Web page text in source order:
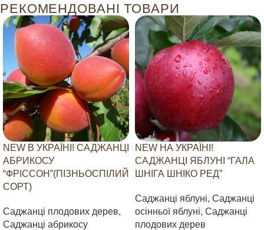
РЕКОМЕНДОВАНІ ТОВАРИ
NEW В УКРАЇНІ! САДЖАНЦІ
АБРИКОСУ
“ФРІССОН”(ПІЗНЬОСПІЛИЙ
СОРТ)
Саджанці плодових дерев,
Саджанці абрикосу
NEW НА УКРАЇНІ!
САДЖАНЦІ ЯБЛУНІ “ГАЛА
ШНІГА ШНІКО РЕД”
Саджанці яблуні, Саджанці
осінньої яблуні, Саджанці
плодових дерев